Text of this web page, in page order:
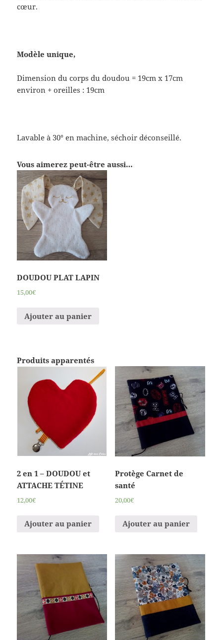
cœur.
Modèle unique,
Dimension du corps du doudou = 19cm x 17cm
environ + oreilles : 19cm
Lavable à 30° en machine, séchoir déconseillé.
Vous aimerez peut-être aussi…
DOUDOU PLAT LAPIN
15,00€
Ajouter au panier
Produits apparentés
2 en 1 – DOUDOU et
ATTACHE TÉTINE
12,00€
Ajouter au panier
Protège Carnet de
santé
20,00€
Ajouter au panier